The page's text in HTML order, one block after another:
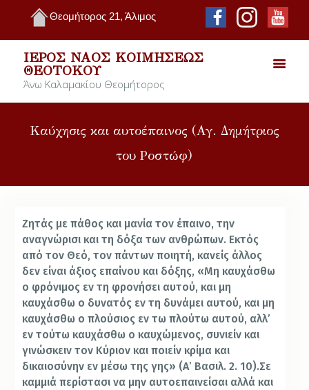
Θεομήτορος 21, Άλιμος
ΙΕΡΌΣ ΝΑΌΣ ΚΟΙΜΉΣΕΩΣ
ΘΕΟΤΌΚΟΥ
Άνω Καλαμακίου Θεομήτορος
Καύχησις και αυτοέπαινος (Αγ. Δημήτριος
του Ροστώφ)
Ζητάς με πάθος και μανία τον έπαινο, την
αναγνώρισι και τη δόξα των ανθρώπων. Εκτός
από τον Θεό, τον πάντων ποιητή, κανείς άλλος
δεν είναι άξιος επαίνου και δόξης, «Μη καυχάσθω
ο φρόνιμος εν τη φρονήσει αυτού, και μη
καυχάσθω ο δυνατός εν τη δυνάμει αυτού, και μη
καυχάσθω ο πλούσιος εν τω πλούτω αυτού, αλλ’
εν τούτω καυχάσθω ο καυχώμενος, συνιείν και
γινώσκειν τον Κύριον και ποιείν κρίμα και
δικαιοσύνην εν μέσω της γης» (Α’ Βασιλ. 2. 10).Σε
καμμιά περίστασι να μην αυτοεπαινείσαι αλλά και